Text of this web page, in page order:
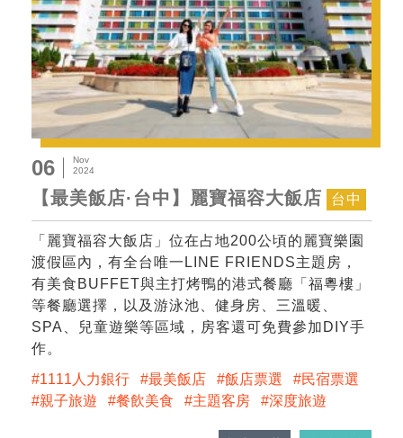
06
Nov
2024
【最美飯店·台中】麗寶福容大飯店 台中
「麗寶福容大飯店」位在占地200公頃的麗寶樂園
渡假區內，有全台唯一LINE FRIENDS主題房，
有美食BUFFET與主打烤鴨的港式餐廳「福粵樓」
等餐廳選擇，以及游泳池、健身房、三溫暖、
SPA、兒童遊樂等區域，房客還可免費參加DIY手
作。
1111人力銀行
最美飯店 飯店票選
民宿票選
親子旅遊
餐飲美食 主題客房 深度旅遊